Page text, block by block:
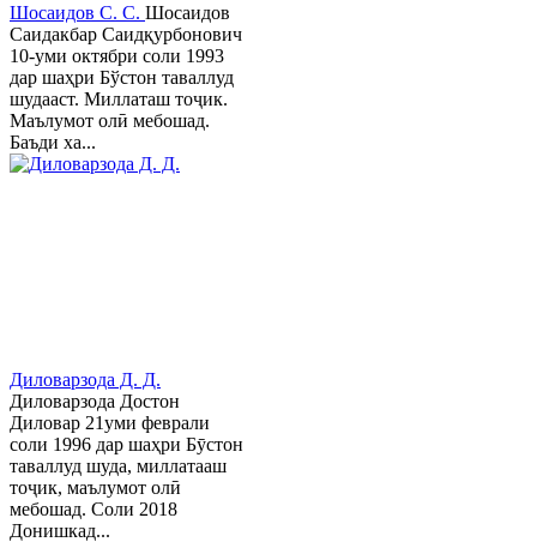
Шосаидов С. С. Шосаидов
Саидакбар Саидқурбонович
10-уми октябри соли 1993
дар шаҳри Бўстон таваллуд
шудааст. Миллаташ тоҷик.
Маълумот олӣ мебошад.
Баъди ха...
Диловарзода Д. Д.
Диловарзода Достон
Диловар 21уми феврали
соли 1996 дар шаҳри Бӯстон
таваллуд шуда, миллатааш
тоҷик, маълумот олӣ
мебошад. Соли 2018
Донишкад...